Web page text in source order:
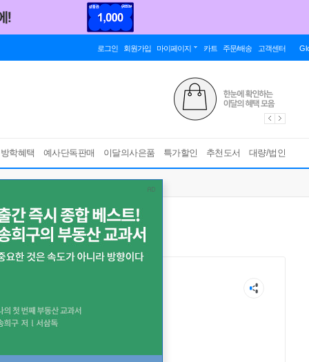
로그인 회원가입 마이페이지 카트 주문/배송 고객센터
학혜택 예사단독판매 이달의사은품 특가할인 추천도서 대량/법인